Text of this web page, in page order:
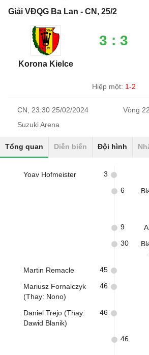
Giải VĐQG Ba Lan - CN, 25/2
Korona Kielce
3 : 3
Hiệp một: 1-2
CN, 23:30 25/02/2024
Vòng
Suzuki Arena
Tổng quan Diễn biến Đội hình
Yoav Hofmeister 3
6
9
30
Martin Remacle 45
Mariusz Fornalczyk
(Thay: Nono)
46
Daniel Trejo (Thay:
Dawid Blanik)
46
46